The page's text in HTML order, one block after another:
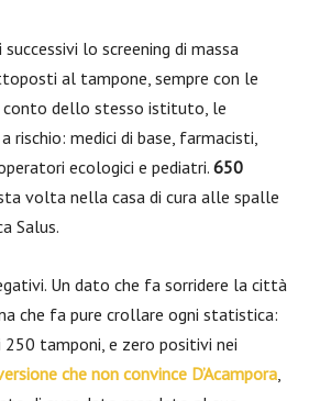
lo screening di massa
al tampone, sempre con le
conto dello stesso istituto, le
rischio: medici di base, farmacisti,
ecologici e pediatri. 650
volta nella casa di cura alle spalle
Salus.
Un dato che fa sorridere la città
che fa pure crollare ogni statistica:
tamponi, e zero positivi nei
che non convince D’Acampora,